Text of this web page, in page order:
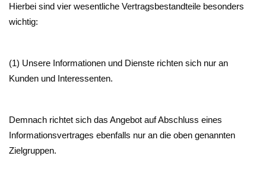
Hierbei sind vier wesentliche Vertragsbestandteile besonders
wichtig:
(1) Unsere Informationen und Dienste richten sich nur an
Kunden und Interessenten.
Demnach richtet sich das Angebot auf Abschluss eines
Informationsvertrages ebenfalls nur an die oben genannten
Zielgruppen.